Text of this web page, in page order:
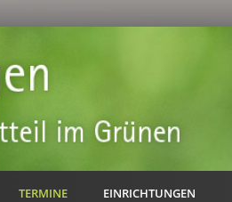
TERMINE EINRICHTUNGEN